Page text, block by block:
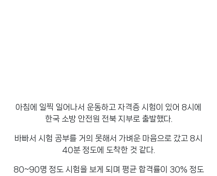
아침에 일찍 일어나서 운동하고 자격증 시험이 있어 8시에
한국 소방 안전원 전북 지부로 출발했다.
바빠서 시험 공부를 거의 못해서 가벼운 마음으로 갔고 8시
40분 정도에 도착한 것 같다.
80~90명 정도 시험을 보게 되며 평균 합격률이 30% 정도